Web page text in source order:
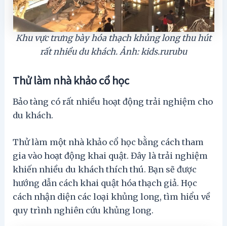
Khu vực trưng bày hóa thạch khủng long thu hút
rất nhiều du khách. Ảnh: kids.rurubu
Thử làm nhà khảo cổ học
Bảo tàng có rất nhiều hoạt động trải nghiệm cho
du khách.
Thử làm một nhà khảo cổ học bằng cách tham
gia vào hoạt động khai quật. Đây là trải nghiệm
khiến nhiều du khách thích thú. Bạn sẽ được
hướng dẫn cách khai quật hóa thạch giả. Học
cách nhận diện các loại khủng long, tìm hiểu về
quy trình nghiên cứu khủng long.